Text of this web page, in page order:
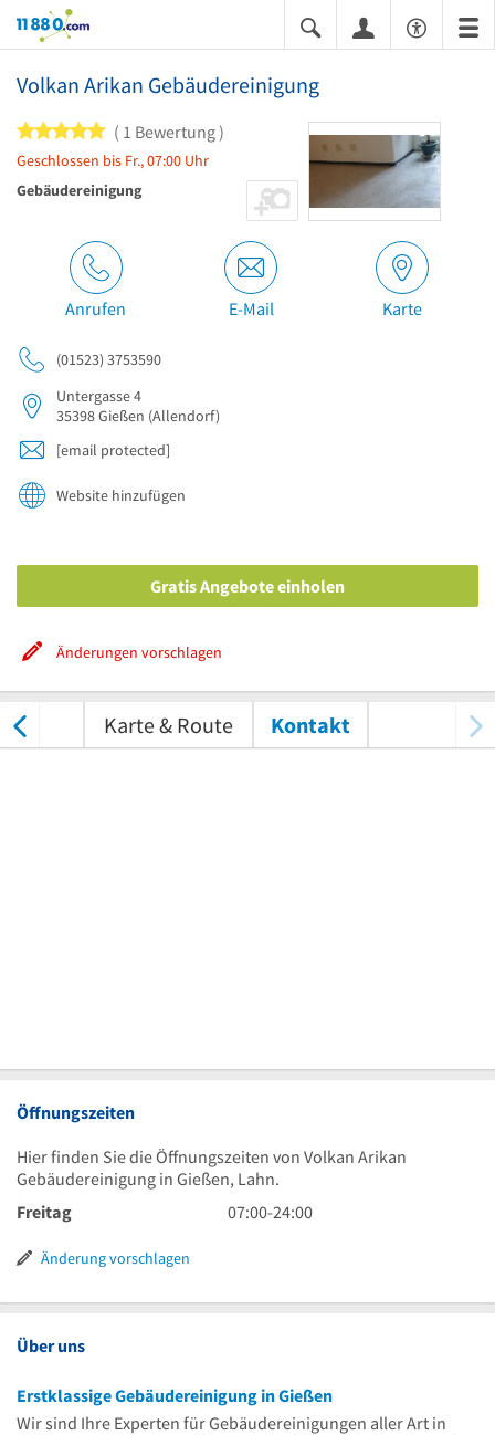
11880.com
Volkan Arikan Gebäudereinigung
5 von 5 Sternen
1 Bewertung
Geschlossen bis Fr., 07:00 Uhr
Gebäudereinigung
Anrufen E-Mail Karte
(01523) 3753590
Untergasse 4
35398Gießen (Allendorf)
[email protected]
Website hinzufügen
Gratis Angebote einholen
Änderungen vorschlagen
Karte & Route Kontakt
Öffnungszeiten
Hier finden Sie die Öffnungszeiten von Volkan Arikan
Gebäudereinigung in Gießen, Lahn.
Freitag
7
Uhr
07:00-24:00
Änderung vorschlagen
Über uns
Erstklassige Gebäudereinigung in Gießen
Wir sind Ihre Experten für Gebäudereinigungen aller Art in